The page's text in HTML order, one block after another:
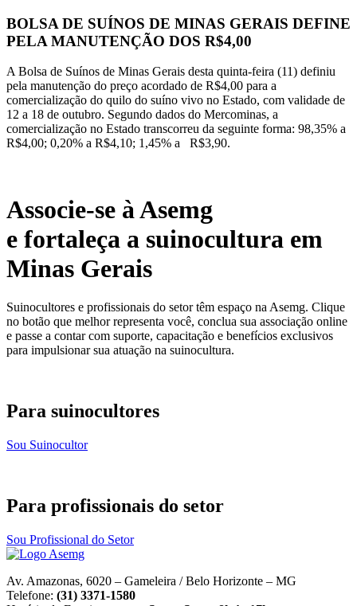
BOLSA DE SUÍNOS DE MINAS GERAIS DEFINE
PELA MANUTENÇÃO DOS R$4,00
A Bolsa de Suínos de Minas Gerais desta quinta-feira (11) definiu
pela manutenção do preço acordado de R$4,00 para a
comercialização do quilo do suíno vivo no Estado, com validade de
12 a 18 de outubro. Segundo dados do Mercominas, a
comercialização no Estado transcorreu da seguinte forma: 98,35% a
R$4,00; 0,20% a R$4,10; 1,45% a R$3,90.
Associe-se à Asemg
e fortaleça a suinocultura em
Minas Gerais
Suinocultores e profissionais do setor têm espaço na Asemg. Clique
no botão que melhor representa você, conclua sua associação online
e passe a contar com suporte, capacitação e benefícios exclusivos
para impulsionar sua atuação na suinocultura.
Para suinocultores
Sou Suinocultor
Para profissionais do setor
Sou Profissional do Setor
Av. Amazonas, 6020 – Gameleira / Belo Horizonte – MG
Telefone: (31) 3371-1580